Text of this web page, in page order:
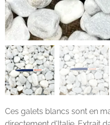
Ces galets blancs sont en